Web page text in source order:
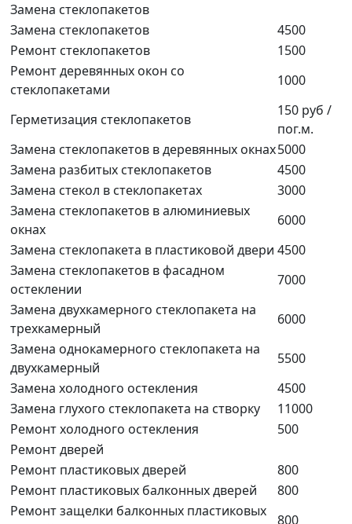
Замена стеклопакетов
Замена стеклопакетов
4500
Ремонт стеклопакетов
1500
Ремонт деревянных окон со
стеклопакетами
1000
Герметизация стеклопакетов
150 руб /
пог.м.
Замена стеклопакетов в деревянных окнах5000
Замена разбитых стеклопакетов
4500
Замена стекол в стеклопакетах
3000
Замена стеклопакетов в алюминиевых
окнах
6000
Замена стеклопакета в пластиковой двери 4500
Замена стеклопакетов в фасадном
остеклении
7000
Замена двухкамерного стеклопакета на
трехкамерный
6000
Замена однокамерного стеклопакета на
двухкамерный
5500
Замена холодного остекления
4500
Замена глухого стеклопакета на створку
11000
Ремонт холодного остекления
500
Ремонт дверей
Ремонт пластиковых дверей
800
Ремонт пластиковых балконных дверей
800
Ремонт защелки балконных пластиковых
800